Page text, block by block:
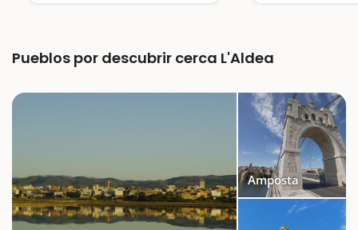
Pueblos por descubrir cerca L'Aldea
Amposta